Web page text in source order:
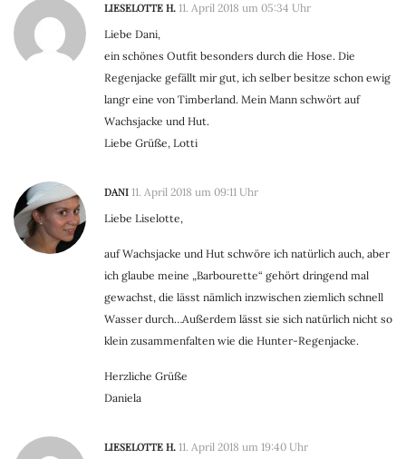
LIESELOTTE H. 11. April 2018 um 05:34 Uhr
Liebe Dani,
ein schönes Outfit besonders durch die Hose. Die
Regenjacke gefällt mir gut, ich selber besitze schon ewig
langr eine von Timberland. Mein Mann schwört auf
Wachsjacke und Hut.
Liebe Grüße, Lotti
DANI 11. April 2018 um 09:11 Uhr
Liebe Liselotte,
auf Wachsjacke und Hut schwöre ich natürlich auch, aber
ich glaube meine „Barbourette“ gehört dringend mal
gewachst, die lässt nämlich inzwischen ziemlich schnell
Wasser durch…Außerdem lässt sie sich natürlich nicht so
klein zusammenfalten wie die Hunter-Regenjacke.
Herzliche Grüße
Daniela
LIESELOTTE H. 11. April 2018 um 19:40 Uhr